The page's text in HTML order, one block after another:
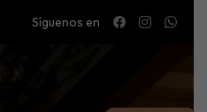
Síguenos en